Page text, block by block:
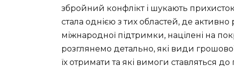
збройний конфлікт і шукають
стала однією з тих областей, де
міжнародної підтримки, націлені на
розглянемо детально, які види
їх отримати та які вимоги ставляться до